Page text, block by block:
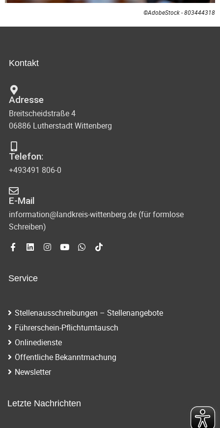
©AdobeStock - 803444318
Kontakt
Adresse
Breitscheidstraße 4
06886 Lutherstadt Wittenberg
Telefon:
+493491 806-0
E-Mail
information@landkreis-wittenberg.de (für formlose
Schreiben)
Service
Stellenausschreibungen – Stellenangebote
Führerschein-Pflichtumtausch
Onlinedienste
Öffentliche Bekanntmachung
Newsletter
Letzte Nachrichten